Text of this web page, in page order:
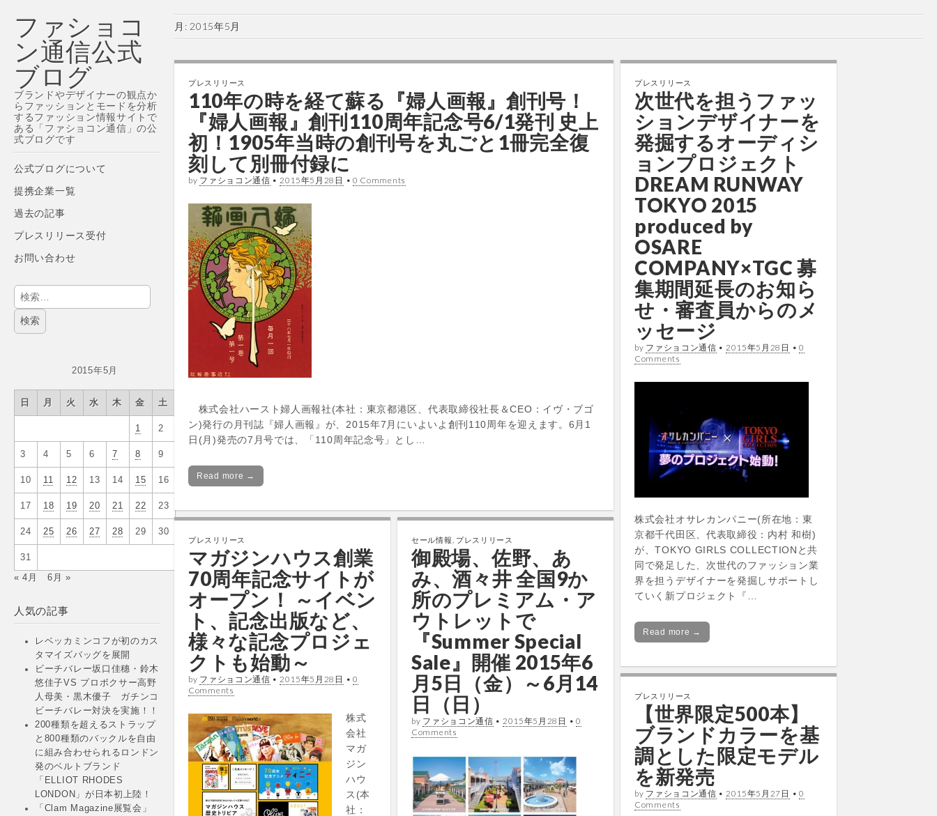
ファショコ
ン通信公式
ブログ
ブランドやデザイナーの観点か
らファッションとモードを分析
するファッション情報サイトで
ある「ファショコン通信」の公
式ブログです
Main
menu
Skip
content
公式ブログについて
提携企業一覧
過去の記事
プレスリリース受付
お問い合わせ
検
索:
2015年5月
日 月 火 水 木 金 土
1 2
3 4 5 6 7 8 9
10 11 12 13 14 15 16
17 18 19 20 21 22 23
24 25 26 27 28 29 30
31
« 4月 6月 »
人気の記事
レベッカミンコフが初のカス
タマイズバッグを展開
ビーチバレー坂口佳穗・鈴木
悠佳子VS プロボクサー高野
人母美・黒木優子 ガチンコ
ビーチバレー対決を実施！！
200種類を超えるストラップ
と800種類のバックルを自由
に組み合わせられるロンドン
発のベルトブランド
「ELLIOT RHODES
LONDON」が日本初上陸！
「Clam Magazine展覧会」
月: 2015年5月
プレスリリース
110年の時を経て蘇る『婦人画報』創刊号！
『婦人画報』創刊110周年記念号6/1発刊 史上
初！1905年当時の創刊号を丸ごと1冊完全復
刻して別冊付録に
by ファショコン通信 • 2015年5月28日 • 0 Comments
株式会社ハースト婦人画報社(本社：東京都港区、代表取締役社長＆CEO：イヴ・ブゴ
ン)発行の月刊誌『婦人画報』が、2015年7月にいよいよ創刊110周年を迎えます。6月1
日(月)発売の7月号では、「110周年記念号」とし…
Read more →
プレスリリース
次世代を担うファッ
ションデザイナーを
発掘するオーディシ
ョンプロジェクト
DREAM RUNWAY
TOKYO 2015
produced by
OSARE
COMPANY×TGC 募
集期間延長のお知ら
せ・審査員からのメ
ッセージ
by ファショコン通信 • 2015年5月28日 • 0
Comments
株式会社オサレカンパニー(所在地：東
京都千代田区、代表取締役：内村 和樹)
が、TOKYO GIRLS COLLECTIONと共
同で発足した、次世代のファッション業
界を担うデザイナーを発掘しサポートし
ていく新プロジェクト『…
Read more →
プレスリリース
マガジンハウス創業
70周年記念サイトが
オープン！ ～イベン
ト、記念出版など、
様々な記念プロジェ
クトも始動～
by ファショコン通信 • 2015年5月28日 • 0
Comments
株式
会社
マガ
ジン
ハウ
ス(本
社：
セール情報 プレスリリース
御殿場、佐野、あ
み、酒々井 全国9か
所のプレミアム・ア
ウトレットで
『Summer Special
Sale』開催 2015年6
月5日（金）～6月14
日（日）
by ファショコン通信 • 2015年5月28日 • 0
Comments
プレスリリース
【世界限定500本】
ブランドカラーを基
調とした限定モデル
を新発売
by ファショコン通信 • 2015年5月27日 • 0
Comments